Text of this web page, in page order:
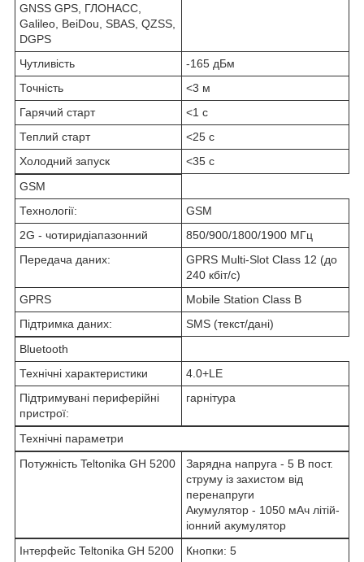
GNSS GPS, ГЛОНАСС,
Galileo, BeiDou, SBAS, QZSS,
DGPS
Чутливість
-165 дБм
Точність
<3 м
Гарячий старт
<1 с
Теплий старт
<25 с
Холодний запуск
<35 с
GSM
Технології:
GSM
2G - чотиридіапазонний
850/900/1800/1900 МГц
Передача даних:
GPRS Multi-Slot Class 12 (до
240 кбіт/с)
GPRS
Mobile Station Class B
Підтримка даних:
SMS (текст/дані)
Bluetooth
Технічні характеристики
4.0+LE
Підтримувані периферійні
пристрої:
гарнітура
Технічні параметри
Потужність Teltonika GH 5200
Зарядна напруга - 5 В пост.
струму із захистом від
перенапруги
Акумулятор - 1050 мАч літій-
іонний акумулятор
Інтерфейс Teltonika GH 5200
Кнопки: 5